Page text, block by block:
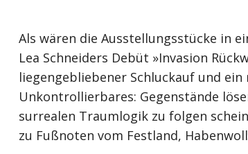
Als wären die Ausstellungsstücke in
Lea Schneiders Debüt »Invasion
liegengebliebener Schluckauf und
Unkontrollierbares: Gegenstände
surrealen Traumlogik zu folgen
zu Fußnoten vom Festland,